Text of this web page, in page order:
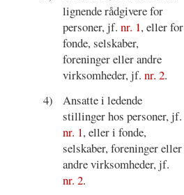
lignende rådgivere for
personer, jf.nr. 1, eller for
fonde, selskaber,
foreninger eller andre
virksomheder, jf.nr. 2.
4)
Ansatte i ledende
stillinger hos personer, jf.
nr. 1, eller i fonde,
selskaber, foreninger eller
andre virksomheder, jf.
nr. 2.